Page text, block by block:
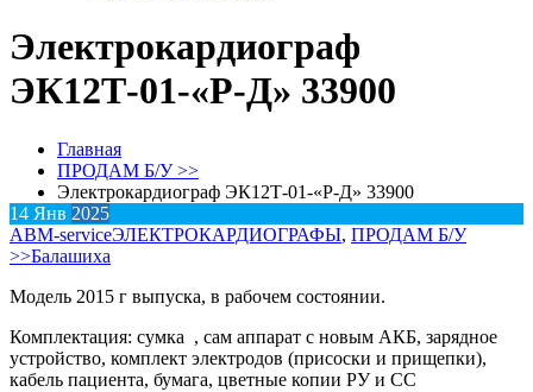
Электрокардиограф
ЭК12Т-01-«Р-Д» 33900
Главная
ПРОДАМ Б/У >>
Электрокардиограф ЭК12Т-01-«Р-Д» 33900
14 Янв 2025
АВM-serviceЭЛЕКТРОКАРДИОГРАФЫ, ПРОДАМ Б/У
>>Балашиха
Модель 2015 г выпуска, в рабочем состоянии.
Комплектация: сумка , сам аппарат с новым АКБ, зарядное
устройство, комплект электродов (присоски и прищепки),
кабель пациента, бумага, цветные копии РУ и СС